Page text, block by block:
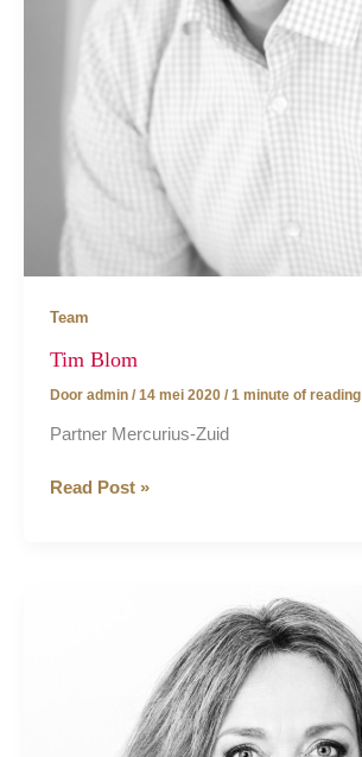
Team
Tim Blom
Door admin / 14 mei 2020 / 1 minute of reading
Partner Mercurius-Zuid
Tim
Read Post »